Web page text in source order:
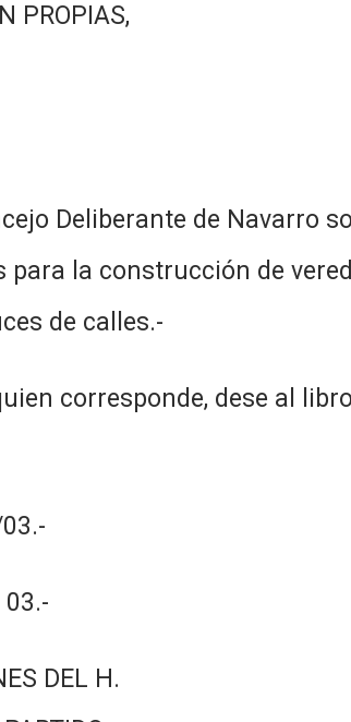
PROPIAS,
Deliberante de Navarro
la construcción de
de calles.-
corresponde, dese al
03.-
DEL H.